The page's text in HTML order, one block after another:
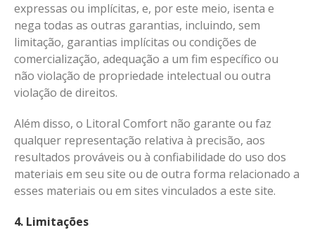
expressas ou implícitas, e, por este meio, isenta e
nega todas as outras garantias, incluindo, sem
limitação, garantias implícitas ou condições de
comercialização, adequação a um fim específico ou
não violação de propriedade intelectual ou outra
violação de direitos.
Além disso, o Litoral Comfort não garante ou faz
qualquer representação relativa à precisão, aos
resultados prováveis ​​ou à confiabilidade do uso dos
materiais em seu site ou de outra forma relacionado a
esses materiais ou em sites vinculados a este site.
4. Limitações